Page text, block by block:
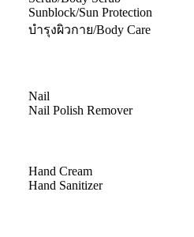
Sunblock/Sun Protection
บำรุงผิวกาย/Body Care
Nail
Nail Polish Remover
Hand Cream
Hand Sanitizer